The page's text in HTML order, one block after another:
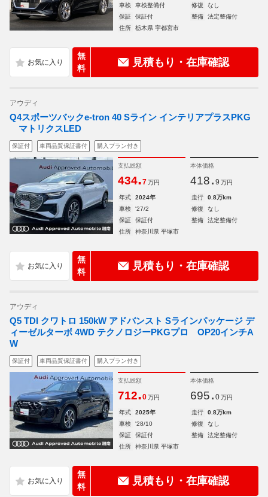
車検
車検整備付 修復
なし
保証
保証付 整備
法定整備付
住所
栃木県 宇都宮市
無
料
見積もり・在庫確認
アウディ
Q4スポーツバックe-tron 40 Sライン インテリアプラスPKG
マトリクスLED
保証付 車両品質保証書付 購入プラン付き
支払総額
434.7 万円
本体価格
418. 9 万円
年式 2024年 走行
0.8万km
車検
'27/2 修復
なし
保証
保証付 整備
法定整備付
住所
神奈川県 平塚市
無
料
見積もり・在庫確認
アウディ
Q5 TDI クワトロ 150kW アドバンスト Sラインパッケージ デ
ィーゼルターボ 4WD テクノロジーPKGプロ OP20インチA
W
保証付 車両品質保証書付 購入プラン付き
支払総額
712.0 万円
本体価格
695. 0 万円
年式 2025年 走行
0.8万km
車検
'28/10 修復
なし
保証
保証付 整備
法定整備付
住所
神奈川県 平塚市
無
料
見積もり・在庫確認